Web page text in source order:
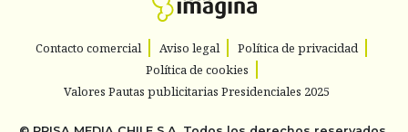
Contacto comercial Aviso legal
Política de privacidad
Política de cookies
Valores Pautas publicitarias Presidenciales 2025